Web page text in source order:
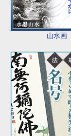
山水画